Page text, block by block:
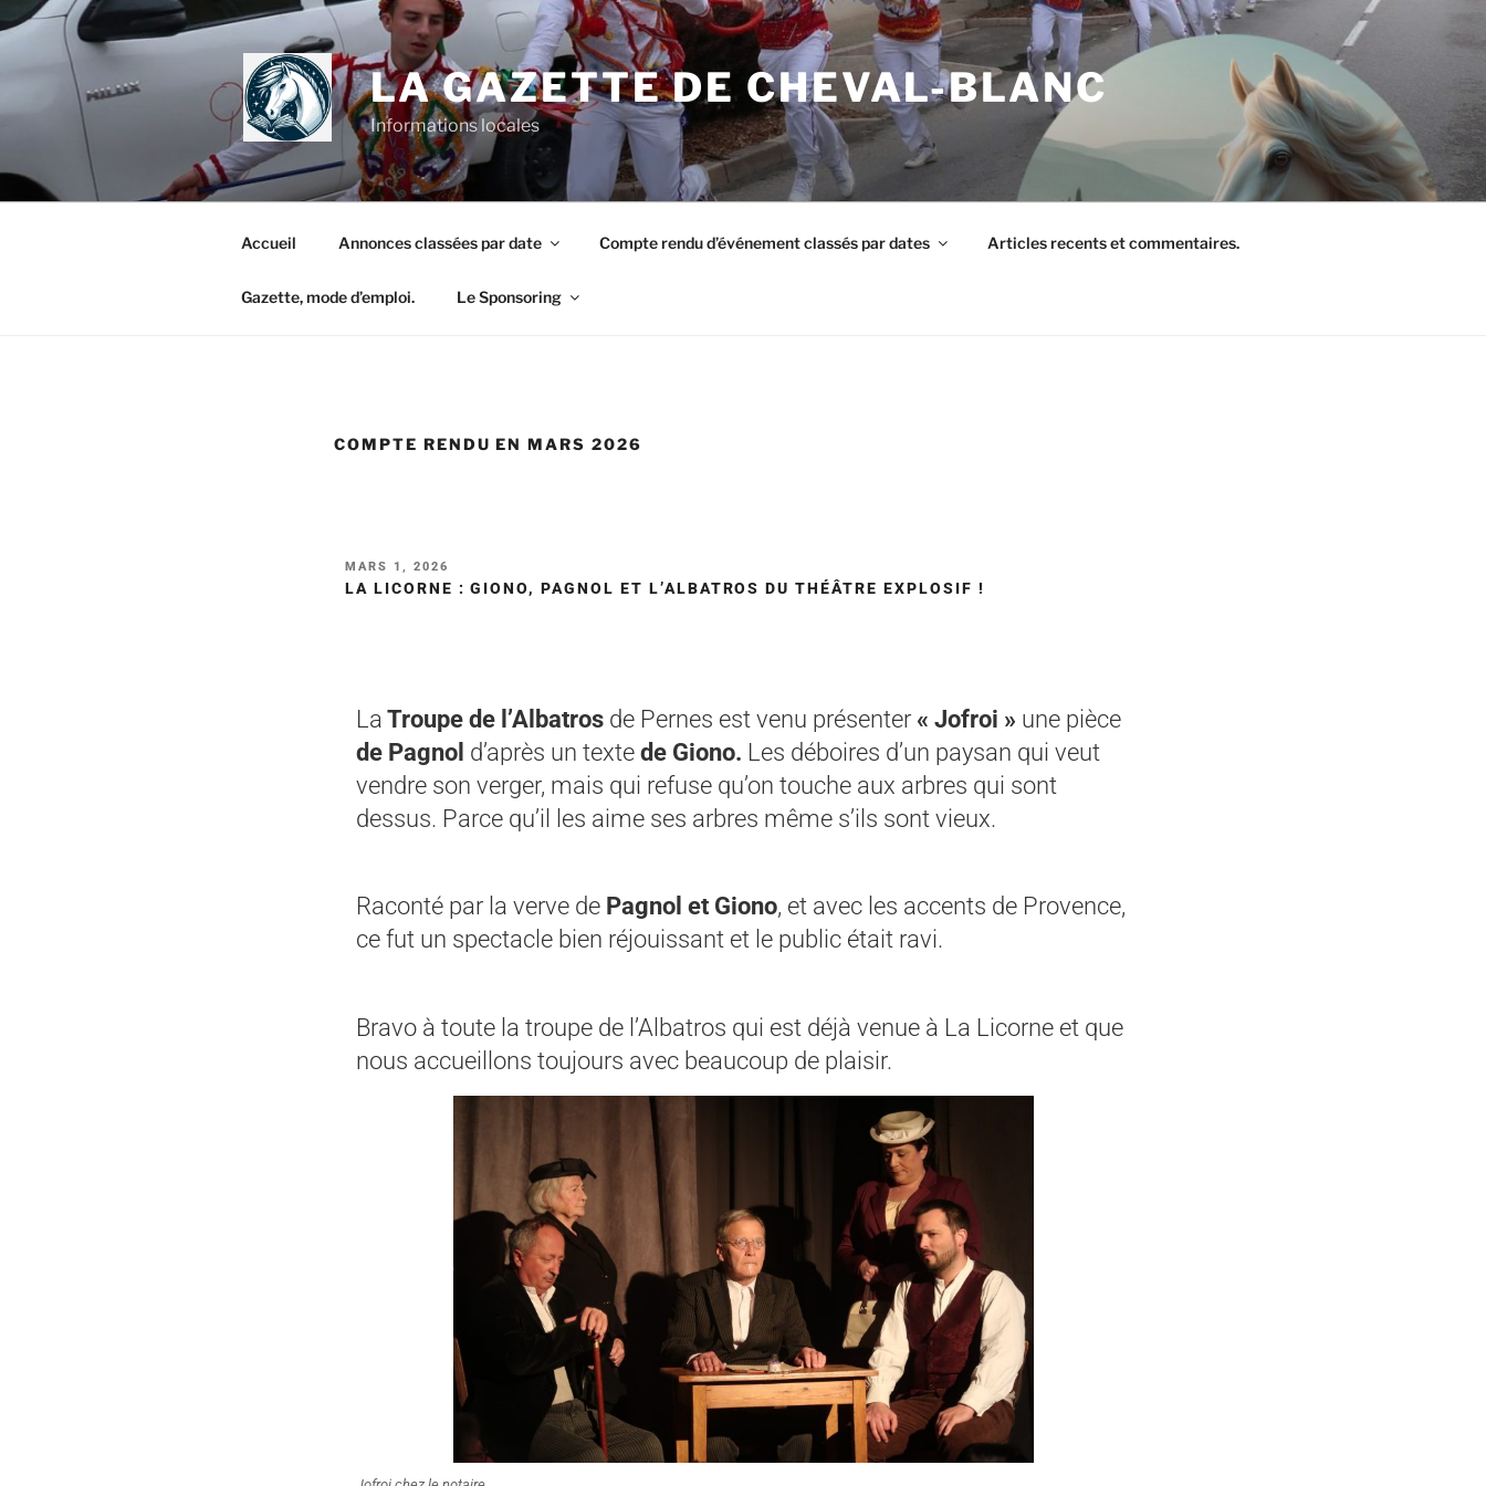
LA GAZETTE DE CHEVAL-BLANC
Informations locales
Accueil Annonces classées par date Compte rendu d’événement classés par dates Articles recents et commentaires.
Gazette, mode d’emploi. Le Sponsoring
COMPTE RENDU EN MARS 2026
MARS 1, 2026
LA LICORNE : GIONO, PAGNOL ET L’ALBATROS DU THÉÂTRE EXPLOSIF !
La Troupe de l’Albatros de Pernes est venu présenter « Jofroi » une pièce
de Pagnol d’après un texte de Giono. Les déboires d’un paysan qui veut
vendre son verger, mais qui refuse qu’on touche aux arbres qui sont
dessus. Parce qu’il les aime ses arbres même s’ils sont vieux.
Raconté par la verve de Pagnol et Giono, et avec les accents de Provence,
ce fut un spectacle bien réjouissant et le public était ravi.
Bravo à toute la troupe de l’Albatros qui est déjà venue à La Licorne et que
nous accueillons toujours avec beaucoup de plaisir.